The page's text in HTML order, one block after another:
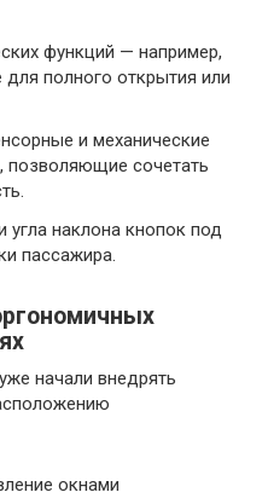
функций — например,
полного открытия или
и механические
позволяющие сочетать
наклона кнопок под
пассажира.
начали внедрять
окнами